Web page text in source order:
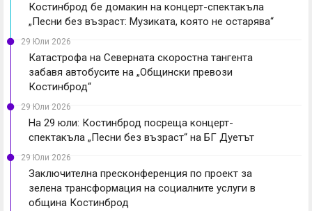
Костинброд бе домакин на концерт-спектакъла
„Песни без възраст: Музиката, която не остарява“
29 Юли 2026
Катастрофа на Северната скоростна тангента
забавя автобусите на „Общински превози
Костинброд“
29 Юли 2026
На 29 юли: Костинброд посреща концерт-
спектакъла „Песни без възраст“ на БГ Дуетът
29 Юли 2026
Заключителна пресконференция по проект за
зелена трансформация на социалните услуги в
община Костинброд